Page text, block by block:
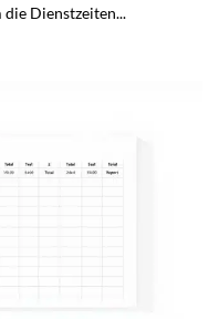
Dienstzeiten...